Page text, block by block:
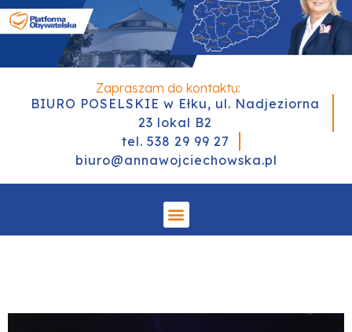
Zapraszam do kontaktu:
BIURO POSELSKIE w Ełku, ul. Nadjeziorna
23 lokal B2
tel. 538 29 99 27
biuro@annawojciechowska.pl